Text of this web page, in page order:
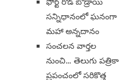
సన్నిధానంలో ఘనంగా
మహా అన్నదానం
సంచలన వార్తల
నుంచి… తెలుగు పత్రికా
ప్రపంచంలో సరికొత్త